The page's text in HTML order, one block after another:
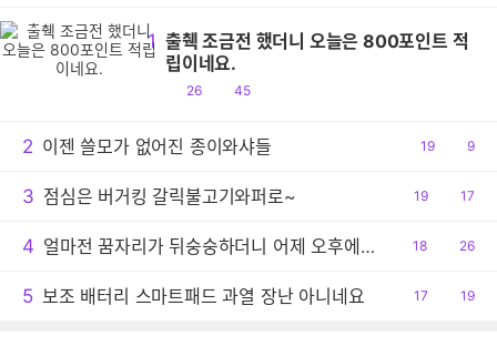
1 출췍 조금전 했더니 오늘은 800포인트 적
립이네요.
공
26
댓
45
2 이젠 쓸모가 없어진 종이와샤들
공
19
댓
9
3 점심은 버거킹 갈릭불고기와퍼로~
공
19
댓
17
4 얼마전 꿈자리가 뒤숭숭하더니 어제 오후에는 결국 사고 당했습니다.
공
18
댓
26
5 보조 배터리 스마트패드 과열 장난 아니네요
공
17
댓
19